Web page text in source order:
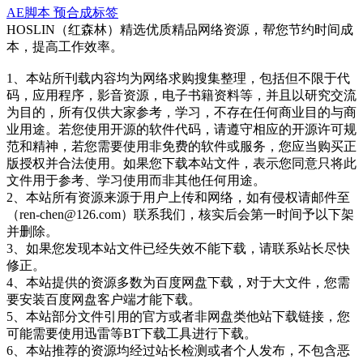
AE脚本 预合成标签
HOSLIN（红森林）精选优质精品网络资源，帮您节约时间成
本，提高工作效率。
1、本站所刊载内容均为网络求购搜集整理，包括但不限于代
码，应用程序，影音资源，电子书籍资料等，并且以研究交流
为目的，所有仅供大家参考，学习，不存在任何商业目的与商
业用途。若您使用开源的软件代码，请遵守相应的开源许可规
范和精神，若您需要使用非免费的软件或服务，您应当购买正
版授权并合法使用。如果您下载本站文件，表示您同意只将此
文件用于参考、学习使用而非其他任何用途。
2、本站所有资源来源于用户上传和网络，如有侵权请邮件至
（ren-chen@126.com）联系我们，核实后会第一时间予以下架
并删除。
3、如果您发现本站文件已经失效不能下载，请联系站长尽快
修正。
4、本站提供的资源多数为百度网盘下载，对于大文件，您需
要安装百度网盘客户端才能下载。
5、本站部分文件引用的官方或者非网盘类他站下载链接，您
可能需要使用迅雷等BT下载工具进行下载。
6、本站推荐的资源均经过站长检测或者个人发布，不包含恶